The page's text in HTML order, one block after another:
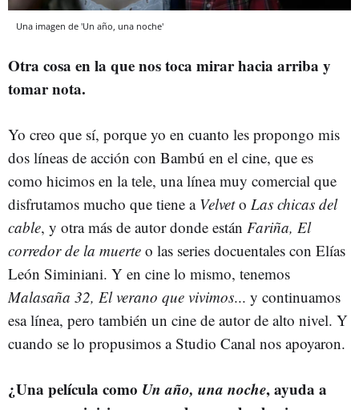
Una imagen de 'Un año, una noche'
Otra cosa en la que nos toca mirar hacia arriba y
tomar nota.
Yo creo que sí, porque yo en cuanto les propongo mis
dos líneas de acción con Bambú en el cine, que es
como hicimos en la tele, una línea muy comercial que
disfrutamos mucho que tiene a Velveto Las chicas del
cable, y otra más de autor donde están Fariña, El
corredor de la muerte o las series docuentales con Elías
León Siminiani. Y en cine lo mismo, tenemos
Malasaña 32, El verano que vivimos... y continuamos
esa línea, pero también un cine de autor de alto nivel. Y
cuando se lo propusimos a Studio Canal nos apoyaron.
¿Una película como Un año, una noche, ayuda a